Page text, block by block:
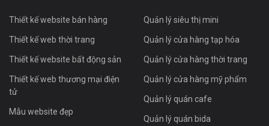
Thiết kế website bán hàng
Thiết kế web thời trang
Thiết kế website bất động sản
Thiết kế web thương mại điện
tử
Mẫu website đẹp
Quản lý siêu thị mini
Quản lý cửa hàng tạp hóa
Quản lý cửa hàng thời trang
Quản lý cửa hàng mỹ phẩm
Quản lý quán cafe
Quản lý quán bida